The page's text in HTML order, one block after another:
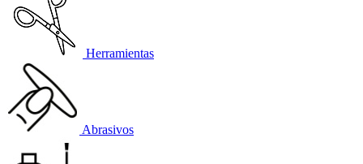
Herramientas
Abrasivos